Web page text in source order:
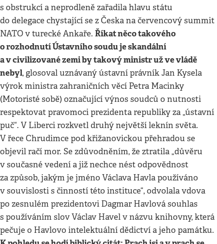
s obstrukcí a neprodleně zařadila hlavu státu
do delegace chystající se z Česka na červencový summit
NATO v turecké Ankaře. Říkat něco takového
o rozhodnutí Ústavního soudu je skandální
a v civilizované zemi by takový ministr už ve vládě
nebyl, glosoval uznávaný ústavní právník Jan Kysela
výrok ministra zahraničních věcí Petra Macinky
(Motoristé sobě) označující výnos soudců o nutnosti
respektovat pravomoci prezidenta republiky za „ústavní
puč“. V Liberci rozkvetl druhý největší leknín světa.
V řece Chrudimce pod křižanovickou přehradou se
objevil račí mor. Se zdůvodněním, že ztratila „důvěru
v současné vedení a již nechce nést odpovědnost
za způsob, jakým je jméno Václava Havla používáno
v souvislosti s činností této instituce“, odvolala vdova
po zesnulém prezidentovi Dagmar Havlová souhlas
s používáním slov Václav Havel v názvu knihovny, která
pečuje o Havlovo intelektuální dědictví a jeho památku.